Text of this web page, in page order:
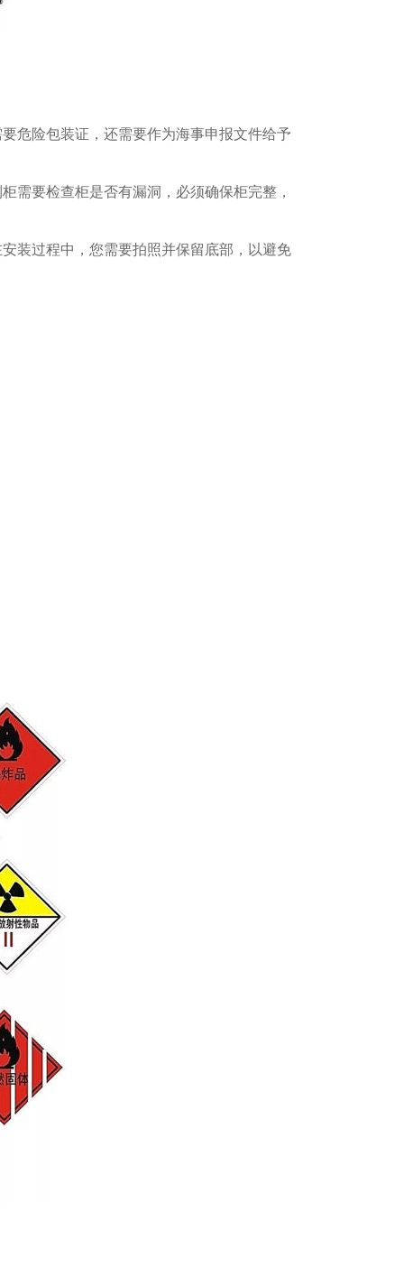
危险包装证，还需要作为海事申报文件给予
需要检查柜是否有漏洞，必须确保柜完整，
装过程中，您需要拍照并保留底部，以避免